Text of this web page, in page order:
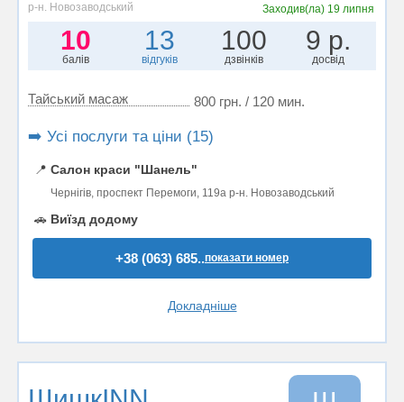
р-н. Новозаводський Заходив(ла) 19 липня
10
балів
13
відгуків
100
дзвінків
9 р.
досвід
Тайський масаж 800 грн. / 120 мин.
➡️ Усі послуги та ціни (15)
📍 Салон краси "Шанель"
Чернігів, проспект Перемоги, 119а р-н. Новозаводський
🚗 Виїзд додому
+38 (063) 685..показати номер
Докладніше